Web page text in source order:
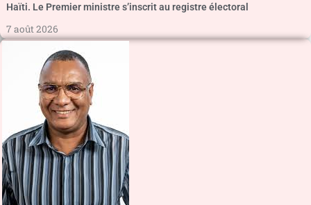
Haïti. Le Premier ministre s’inscrit au registre électoral
7 août 2026